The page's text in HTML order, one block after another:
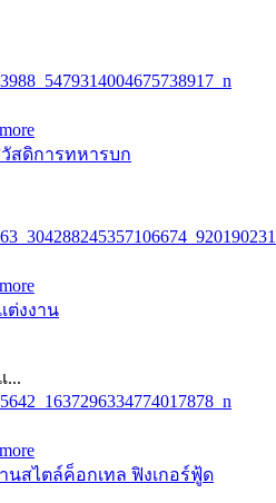
วัสดิการทหารบก
ต่งงาน
...
นสไตล์ค็อกเทล ฟิงเกอร์ฟู้ด